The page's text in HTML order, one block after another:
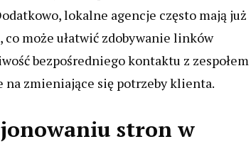
lokalne agencje często mają już
może ułatwić zdobywanie linków
bezpośredniego kontaktu z zespołem
na zmieniające się potrzeby klienta.
stron w